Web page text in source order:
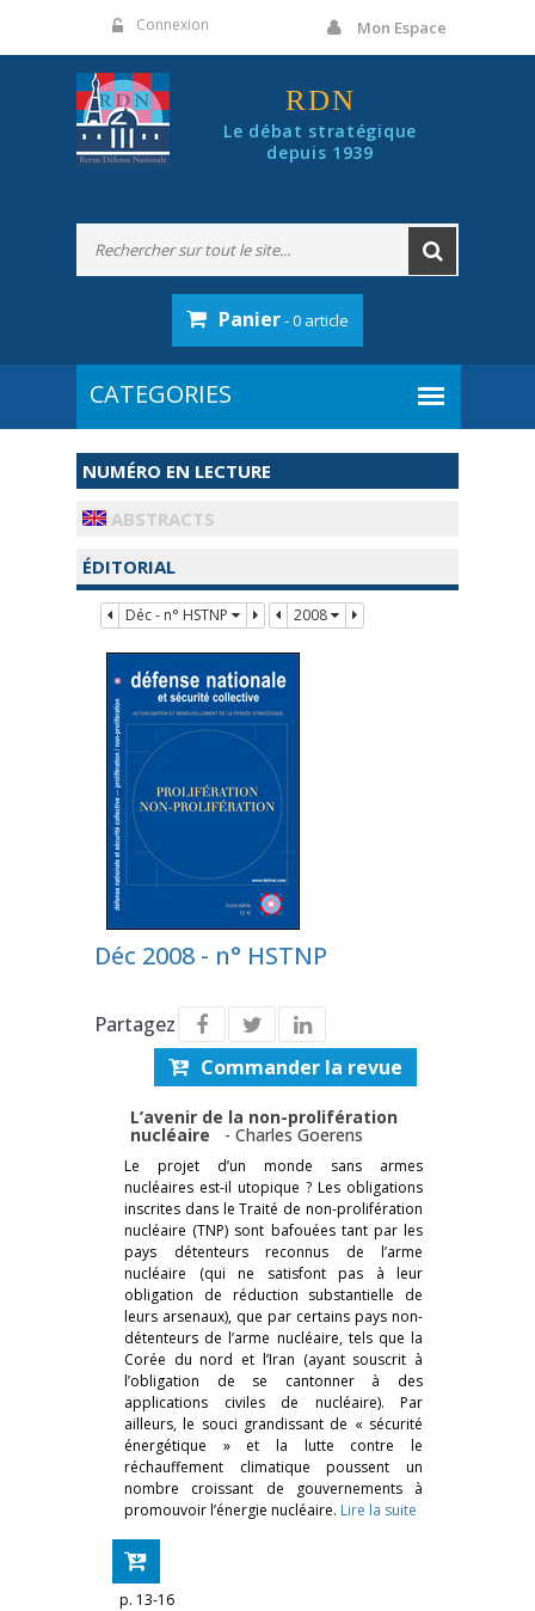
Connexion Mon Espace
RDN
Le débat stratégique
depuis 1939
Panier- 0 article
NUMÉRO EN LECTURE
ABSTRACTS
ÉDITORIAL
Déc - n° HSTNP 2008
Déc 2008 - n° HSTNP
Partagez
Commander la revue
L’avenir de la non-prolifération
nucléaire - Charles Goerens
Le projet d’un monde sans armes
nucléaires est-il utopique ? Les obligations
inscrites dans le Traité de non-prolifération
nucléaire (TNP) sont bafouées tant par les
pays détenteurs reconnus de l’arme
nucléaire (qui ne satisfont pas à leur
obligation de réduction substantielle de
leurs arsenaux), que par certains pays non-
détenteurs de l’arme nucléaire, tels que la
Corée du nord et l’Iran (ayant souscrit à
l’obligation de se cantonner à des
applications civiles de nucléaire). Par
ailleurs, le souci grandissant de « sécurité
énergétique » et la lutte contre le
réchauffement climatique poussent un
nombre croissant de gouvernements à
promouvoir l’énergie nucléaire. Lire la suite
p. 13-16